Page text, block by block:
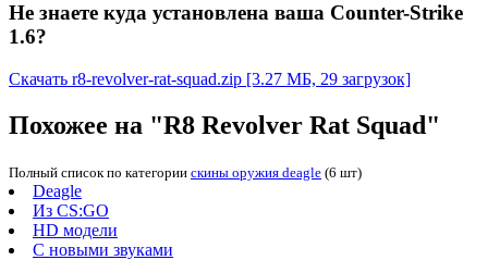
Не знаете куда установлена ваша Counter-Strike
1.6?
Скачать r8-revolver-rat-squad.zip [3.27 МБ, 29 загрузок]
Похожее на "R8 Revolver Rat Squad"
Полный список по категории скины оружия deagle (6 шт)
Deagle
Из CS:GO
HD модели
С новыми звуками